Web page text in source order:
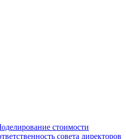
стоимости
совета директоров